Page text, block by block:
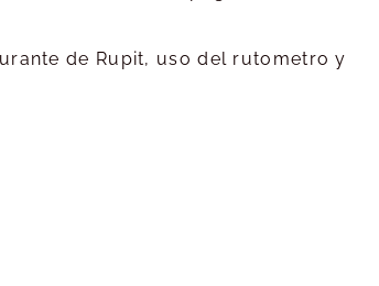
de Rupit, uso del rutometro y